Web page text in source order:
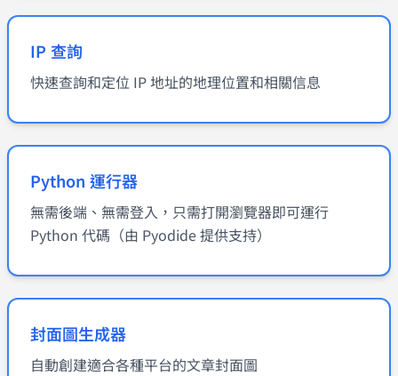
IP 查詢
快速查詢和定位 IP 地址的地理位置和相關信息
Python 運行器
無需後端、無需登入，只需打開瀏覽器即可運行
Python 代碼（由 Pyodide 提供支持）
封面圖生成器
自動創建適合各種平台的文章封面圖